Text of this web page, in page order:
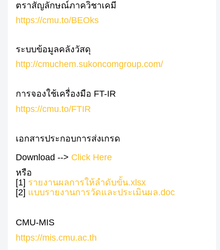
ตราสัญลักษณ์ภาควิชาเคมี
https://cmu.to/BEOks
ระบบข้อมูลคลังวัสดุ
http://cmuchem.sukoncomgroup.com/
การจองใช้เครื่องมือ FT-IR
https://cmu.to/FTIR
เอกสารประกอบการส่งเกรด
Download --> Click Here
หรือ
[1] รายงานผลการให้ลำดับขั้น.xlsx
[2] แบบรายงานการวัดและประเมินผล.doc
CMU-MIS
https://mis.cmu.ac.th